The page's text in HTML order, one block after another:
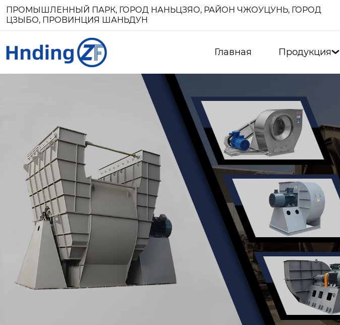
ПРОМЫШЛЕННЫЙ ПАРК, ГОРОД НАНЬЦЗЯО, РАЙОН ЧЖОУЦУНЬ, ГОРОД
ЦЗЫБО, ПРОВИНЦИЯ ШАНЬДУН
Главная Продукция